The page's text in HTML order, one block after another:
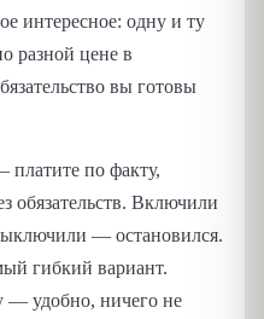
интересное: одну и ту
разной цене в
вы готовы
платите по факту,
обязательств. Включили
— остановился.
гибкий вариант.
— удобно, ничего не